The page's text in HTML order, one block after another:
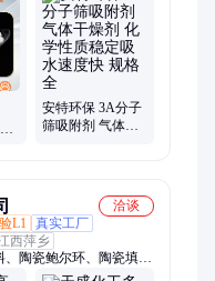
活性氧化铝、惰性氧化
填料、硫自养滤料、轻
安特环保 3A分子
筛吸附剂 气体干
洽谈
L1 真实工厂
西萍乡
、陶瓷鲍尔环、陶瓷填